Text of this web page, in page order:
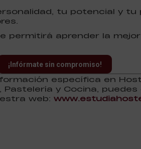
tu potencial y
permitirá aprender la
¡Infórmate sin compromiso!
específica en
Pastelería y Cocina,
web: